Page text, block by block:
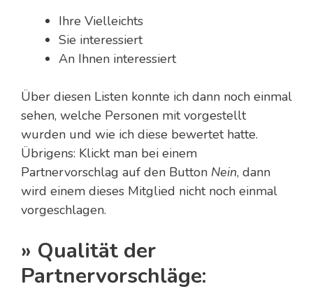
Ihre Vielleichts
Sie interessiert
An Ihnen interessiert
Über diesen Listen konnte ich dann noch einmal
sehen, welche Personen mit vorgestellt
wurden und wie ich diese bewertet hatte.
Übrigens: Klickt man bei einem
Partnervorschlag auf den Button Nein, dann
wird einem dieses Mitglied nicht noch einmal
vorgeschlagen.
» Qualität der
Partnervorschläge: